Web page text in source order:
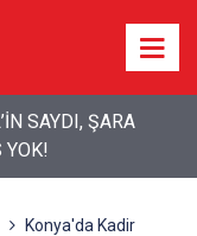
YENİLENDİ: 6 KRİTİK
Konya'da Kadir